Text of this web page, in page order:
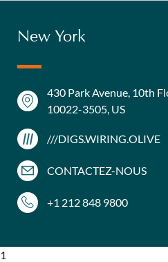
New York
430 Park Avenue, 10th
10022-3505, US
///DIGS.WIRING.OLIVE
CONTACTEZ-NOUS
+1 212 848 9800
1